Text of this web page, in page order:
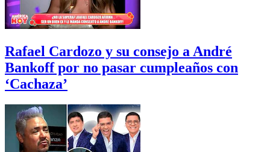
Rafael Cardozo y su consejo a André
Bankoff por no pasar cumpleaños con
‘Cachaza’